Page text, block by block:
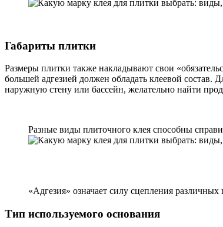
Габариты плитки
Размеры плитки также накладывают свои
большей адгезией должен обладать клеевой состав.
наружную стену или бассейн, желательно найти
Разные виды плиточного клея способны
«Адгезия» означает силу сцепления
Тип используемого основания